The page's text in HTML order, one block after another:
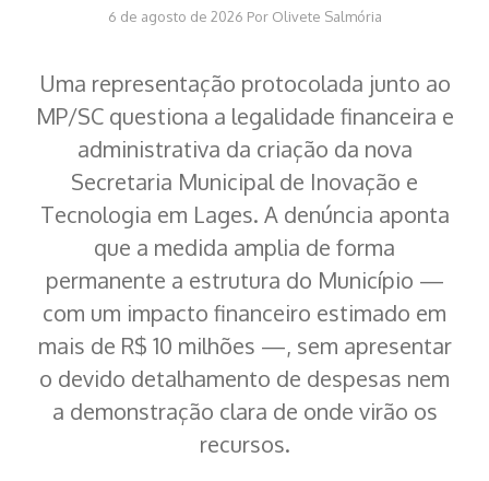
6 de agosto de 2026 Por Olivete Salmória
Uma representação protocolada junto ao
MP/SC questiona a legalidade financeira e
administrativa da criação da nova
Secretaria Municipal de Inovação e
Tecnologia em Lages. A denúncia aponta
que a medida amplia de forma
permanente a estrutura do Município —
com um impacto financeiro estimado em
mais de R$ 10 milhões —, sem apresentar
o devido detalhamento de despesas nem
a demonstração clara de onde virão os
recursos.